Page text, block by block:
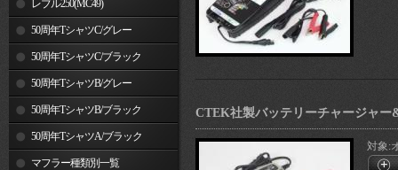
レブル250(MC49)
50周年TシャツC/グレー
50周年TシャツC/ブラック
50周年TシャツB/グレー
50周年TシャツB/ブラック
50周年TシャツA/ブラック
マフラー種類別一覧
CTEK社製バッテリーチャージャー
対象: